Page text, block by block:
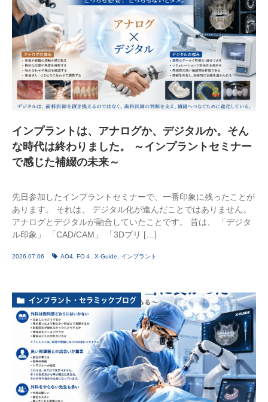
インプラントは、アナログか、デジタルか。そん
な時代は終わりました。 ～インプラントセミナー
で感じた補綴の未来～
先日参加したインプラントセミナーで、一番印象に残ったことが
あります。 それは、 デジタル化が進んだことではありません。
アナログとデジタルが融合していたことです。 昔は、 「デジタ
ル印象」 「CAD/CAM」 「3Dプリ […]
2026.07.06 AO4 FO４ X-Guide インプラント
インプラント・セラミックブログ